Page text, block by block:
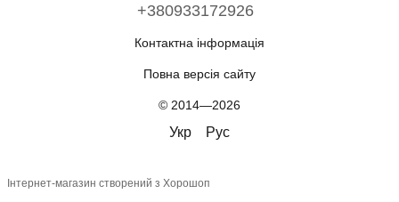
+380933172926
Контактна інформація
Повна версія сайту
© 2014—2026
Укр Рус
Інтернет-магазин створений з Хорошоп